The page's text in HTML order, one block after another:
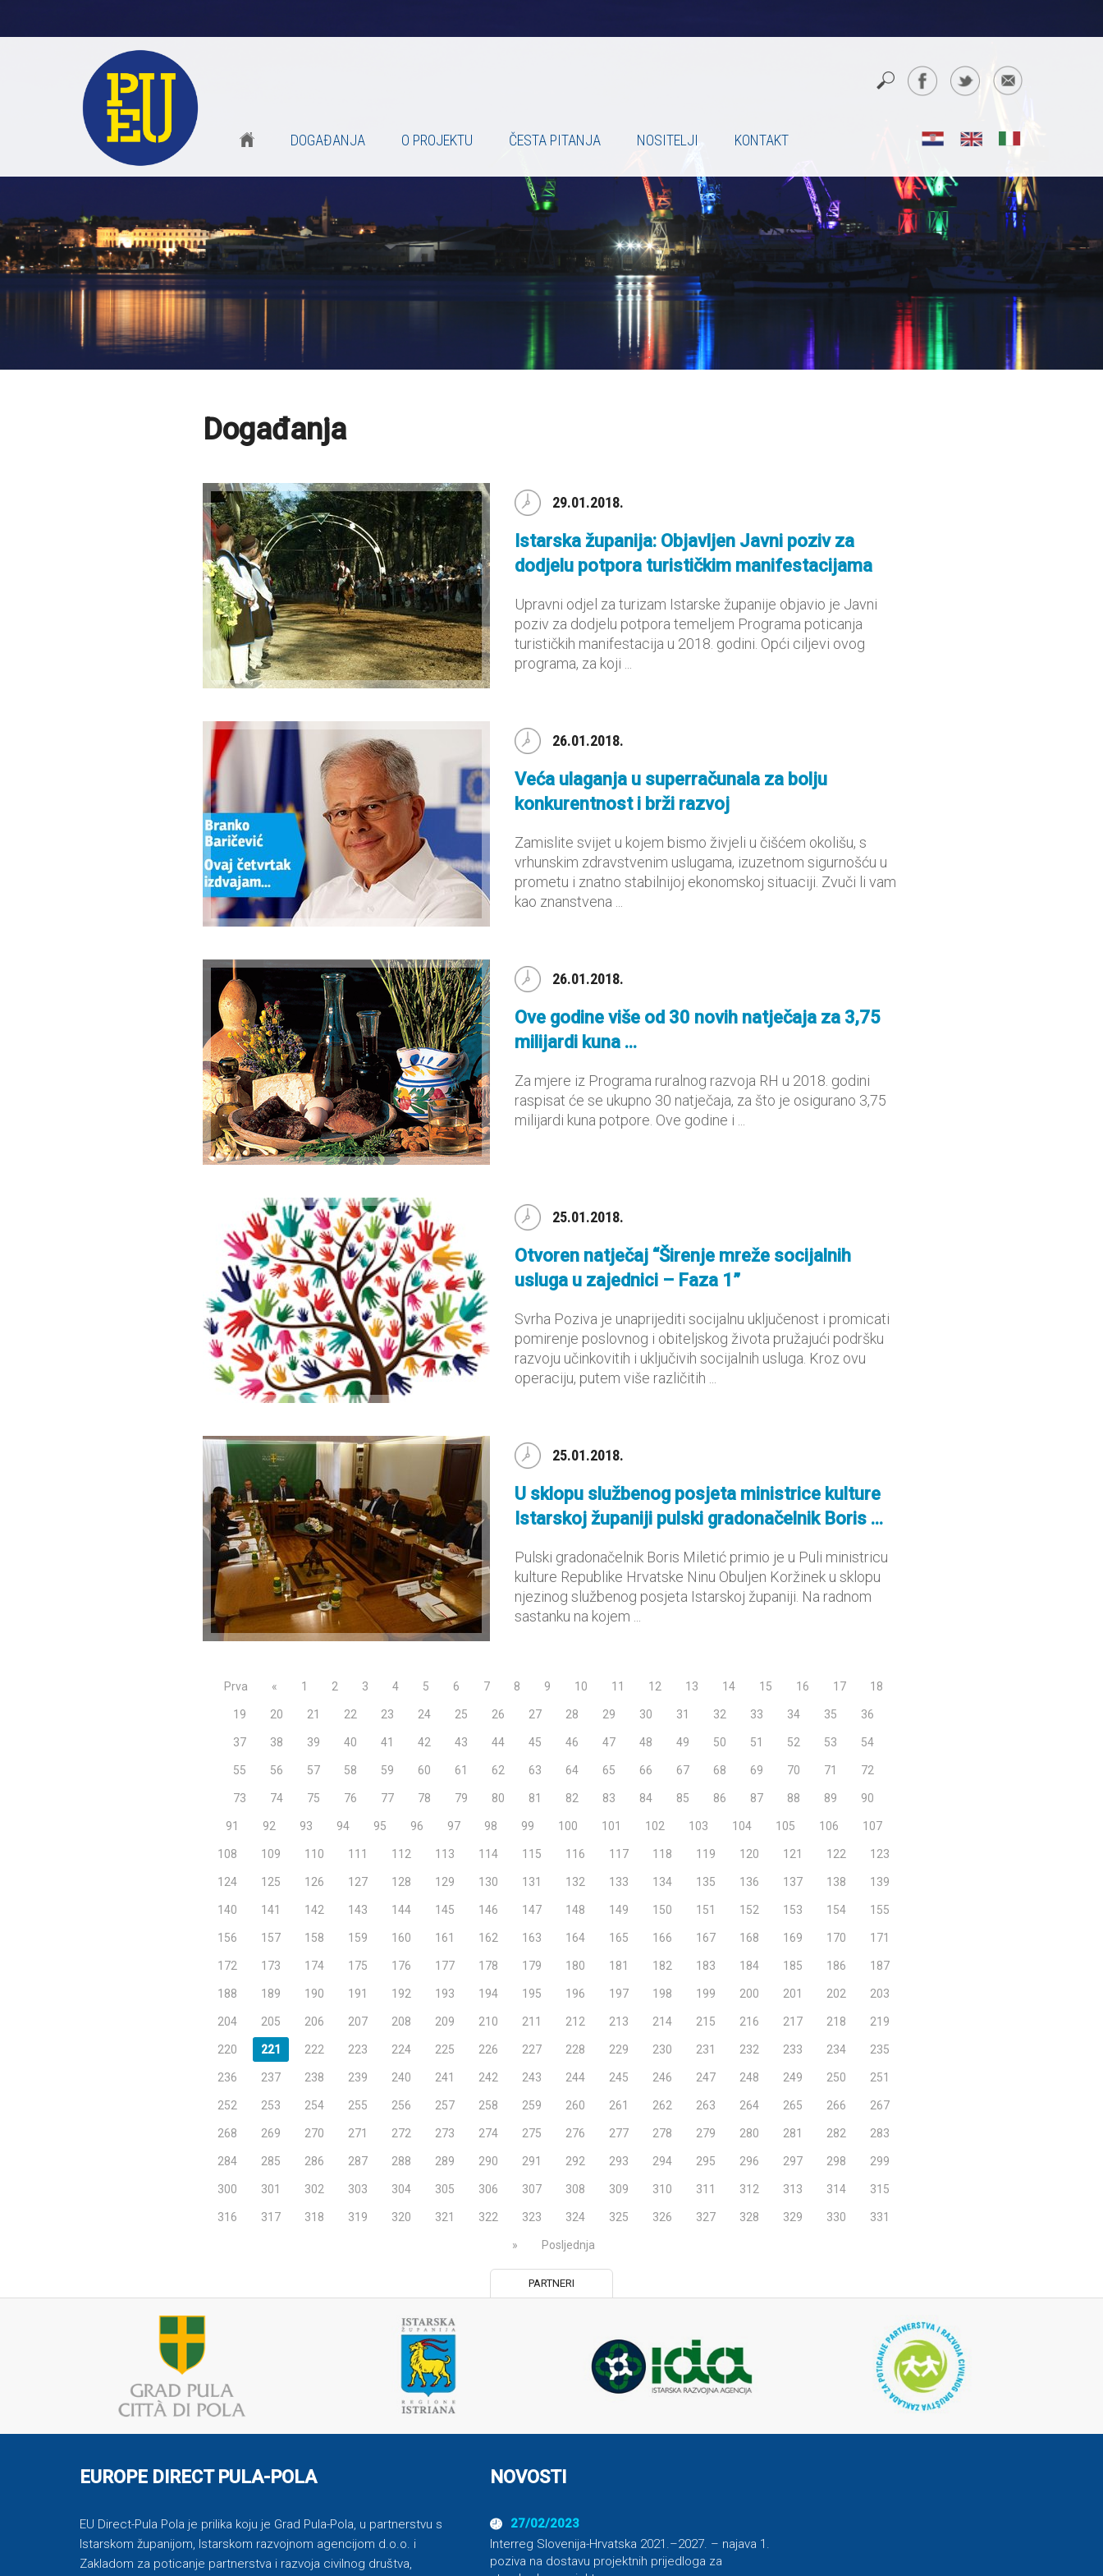
DOGAĐANJA O PROJEKTU ČESTA PITANJA NOSITELJI KONTAKT
Događanja
29.01.2018.
Istarska županija: Objavljen Javni poziv za
dodjelu potpora turističkim manifestacijama
Upravni odjel za turizam Istarske županije objavio je Javni
poziv za dodjelu potpora temeljem Programa poticanja
turističkih manifestacija u 2018. godini. Opći ciljevi ovog
programa, za koji ...
26.01.2018.
Veća ulaganja u superračunala za bolju
konkurentnost i brži razvoj
Zamislite svijet u kojem bismo živjeli u čišćem okolišu, s
vrhunskim zdravstvenim uslugama, izuzetnom sigurnošću u
prometu i znatno stabilnijoj ekonomskoj situaciji. Zvuči li vam
kao znanstvena ...
26.01.2018.
Ove godine više od 30 novih natječaja za 3,75
milijardi kuna ...
Za mjere iz Programa ruralnog razvoja RH u 2018. godini
raspisat će se ukupno 30 natječaja, za što je osigurano 3,75
milijardi kuna potpore. Ove godine i ...
25.01.2018.
Otvoren natječaj “Širenje mreže socijalnih
usluga u zajednici – Faza 1”
Svrha Poziva je unaprijediti socijalnu uključenost i promicati
pomirenje poslovnog i obiteljskog života pružajući podršku
razvoju učinkovitih i uključivih socijalnih usluga. Kroz ovu
operaciju, putem više različitih ...
25.01.2018.
U sklopu službenog posjeta ministrice kulture
Istarskoj županiji pulski gradonačelnik Boris ...
Pulski gradonačelnik Boris Miletić primio je u Puli ministricu
kulture Republike Hrvatske Ninu Obuljen Koržinek u sklopu
njezinog službenog posjeta Istarskoj županiji. Na radnom
sastanku na kojem ...
Prva « 1 2 3 4 5 6 7 8 9 10 11 12 13 14 15 16 17 18
19 20 21 22 23 24 25 26 27 28 29 30 31 32 33 34 35 36
37 38 39 40 41 42 43 44 45 46 47 48 49 50 51 52 53 54
55 56 57 58 59 60 61 62 63 64 65 66 67 68 69 70 71 72
73 74 75 76 77 78 79 80 81 82 83 84 85 86 87 88 89 90
91 92 93 94 95 96 97 98 99 100 101 102 103 104 105 106 107
108 109 110 111 112 113 114 115 116 117 118 119 120 121 122 123
124 125 126 127 128 129 130 131 132 133 134 135 136 137 138 139
140 141 142 143 144 145 146 147 148 149 150 151 152 153 154 155
156 157 158 159 160 161 162 163 164 165 166 167 168 169 170 171
172 173 174 175 176 177 178 179 180 181 182 183 184 185 186 187
188 189 190 191 192 193 194 195 196 197 198 199 200 201 202 203
204 205 206 207 208 209 210 211 212 213 214 215 216 217 218 219
220 221 222 223 224 225 226 227 228 229 230 231 232 233 234 235
236 237 238 239 240 241 242 243 244 245 246 247 248 249 250 251
252 253 254 255 256 257 258 259 260 261 262 263 264 265 266 267
268 269 270 271 272 273 274 275 276 277 278 279 280 281 282 283
284 285 286 287 288 289 290 291 292 293 294 295 296 297 298 299
300 301 302 303 304 305 306 307 308 309 310 311 312 313 314 315
316 317 318 319 320 321 322 323 324 325 326 327 328 329 330 331
» Posljednja
PARTNERI
EUROPE DIRECT PULA-POLA
EU Direct-Pula Pola je prilika koju je Grad Pula-Pola, u partnerstvu s
Istarskom županijom, Istarskom razvojnom agencijom d.o.o. i
Zakladom za poticanje partnerstva i razvoja civilnog društva,
NOVOSTI
27/02/2023
Interreg Slovenija-Hrvatska 2021.–2027. – najava 1.
poziva na dostavu projektnih prijedloga za